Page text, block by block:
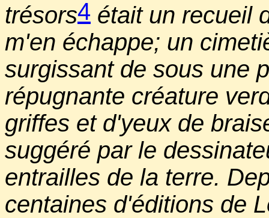
trésors4 était un recueil
m'en échappe; un
surgissant de sous une
répugnante créature
griffes et d'yeux de
suggéré par le
entrailles de la terre.
centaines d'éditions de